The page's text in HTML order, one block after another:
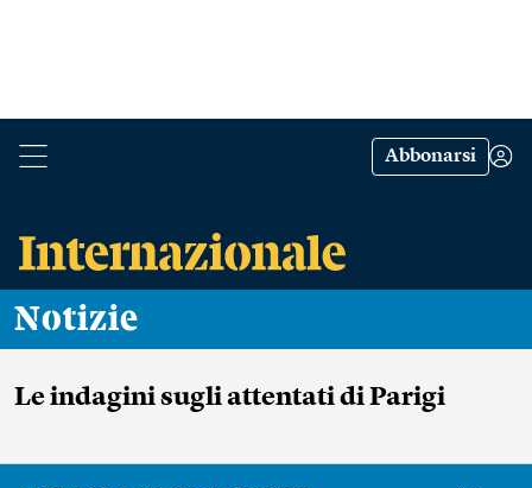
Abbonarsi
Notizie
Le indagini sugli attentati di Parigi